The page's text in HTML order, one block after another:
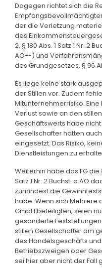
Dagegen richtet sich die
der die Verletzung
des
2, § 180 Abs. 1 Satz 1 Nr. 2
AO--) und
des Grundgesetzes, § 96
Es liege keine stark
der Stillen vor. Zudem
Mitunternehmerrisiko.
Verlust sowie an den
Geschäftswerts habe
Gesellschafter hätten
eingesetzt. Das Risiko,
Dienstleistungen zu
Weiterhin habe das FG die
Satz 1 Nr. 2 Buchst. a AO
zumindest die
habe. Wenn sich Mehrere
GmbH beteiligten, seien
gesonderte
stillen Gesellschafter am
des Handelsgeschäfts
Betriebszweigen oder
sei hier aber nicht der Fall